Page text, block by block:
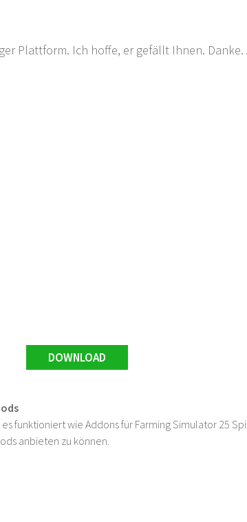
Plattform. Ich hoffe, er gefällt Ihnen.
DOWNLOAD
funktioniert wie Addons für Farming Simulator 25
anbieten zu können.